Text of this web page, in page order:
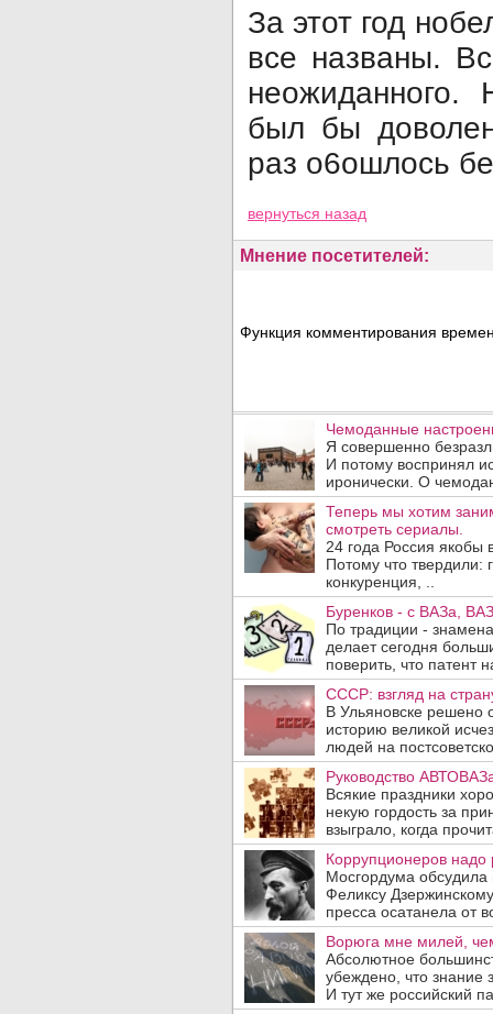
За этот год
все названы.
был бы
раз о6ошлось
вернуться назад
Мнение посетителей:
Функция комментирования
Чемоданные
Я совершенно
И потому воспринял
иронически. О
Теперь мы хотим
смотреть сериалы.
24 года Россия
Потому что твердили:
конкуренция, ..
Буренков - с ВАЗа,
По традиции -
делает сегодня
поверить, что патент
СССР: взгляд на
В Ульяновске решено
историю великой
людей на
Руководство
Всякие праздники
некую гордость за
взыграло, когда
Коррупционеров надо
Мосгордума обсудила
Феликсу
пресса осатане­ла от
Ворюга мне милей,
Абсолютное
убеждено, что знание
И тут же российский